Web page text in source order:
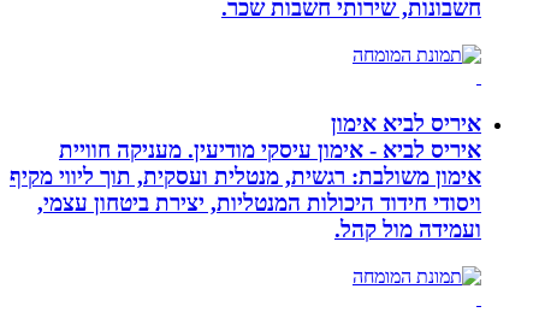
חשבונות, שירותי חשבות שכר.
איריס לביא אימון
איריס לביא - אימון עיסקי מודיעין. מעניקה חוויית
אימון משולבת: רגשית, מנטלית ועסקית, תוך ליווי מקיף
ויסודי חידוד היכולות המנטליות, יצירת ביטחון עצמי,
ועמידה מול קהל.